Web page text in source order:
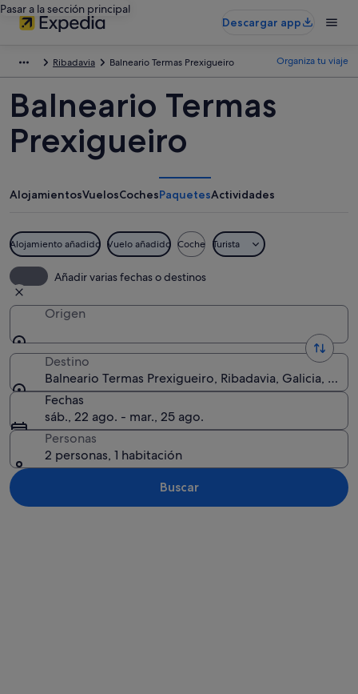
Pasar a la sección principal
Descargar app
Ribadavia Balneario Termas Prexigueiro Organiza tu viaje
Balneario Termas
Prexigueiro
AlojamientosVuelosCochesPaquetesActividades
Alojamiento añadido Vuelo añadido Coche Turista
Añadir varias fechas o destinos
Origen
Destino
Balneario Termas Prexigueiro, Ribadavia, Galicia,
Fechas
sáb., 22 ago. - mar., 25 ago.
Personas
2 personas, 1 habitación
Buscar